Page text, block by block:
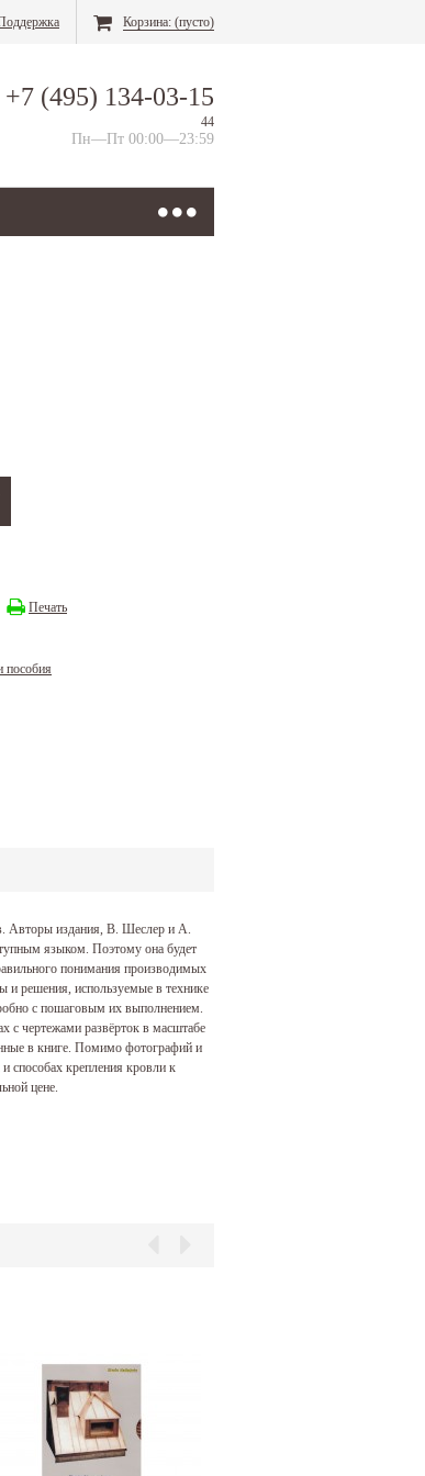
Корзина: (пусто)
+7 (495) 134-03-15
44
Пн—Пт 00:00—23:59
Печать
пособия
Авторы издания, В. Шеслер и А.
языком. Поэтому она будет
понимания производимых
и решения, используемые в технике
с пошаговым их выполнением.
с чертежами развёрток в масштабе
в книге. Помимо фотографий и
способах крепления кровли к
цене.